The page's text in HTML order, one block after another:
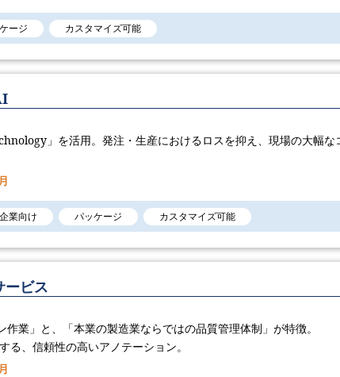
ージ カスタマイズ可能
」を活用。発注・生産におけるロスを抑え、現場の大幅な
業向け パッケージ カスタマイズ可能
ービス
作業」と、「本業の製造業ならではの品質管理体制」が特徴。
、信頼性の高いアノテーション。